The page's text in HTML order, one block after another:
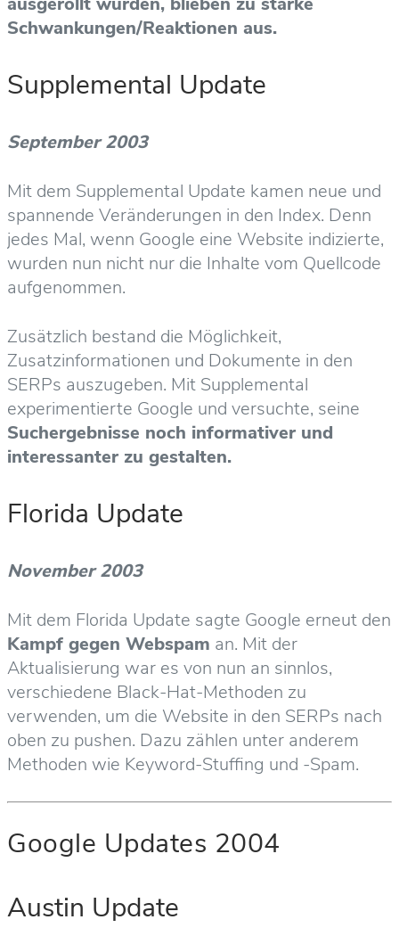
Schwankungen/Reaktionen aus.
Supplemental Update
September 2003
Mit dem Supplemental Update kamen neue und
spannende Veränderungen in den Index. Denn
jedes Mal, wenn Google eine Website indizierte,
wurden nun nicht nur die Inhalte vom Quellcode
aufgenommen.
Zusätzlich bestand die Möglichkeit,
Zusatzinformationen und Dokumente in den
SERPs auszugeben. Mit Supplemental
experimentierte Google und versuchte, seine
Suchergebnisse noch informativer und
interessanter zu gestalten.
Florida Update
November 2003
Mit dem Florida Update sagte Google erneut den
Kampf gegen Webspam an. Mit der
Aktualisierung war es von nun an sinnlos,
verschiedene Black-Hat-Methoden zu
verwenden, um die Website in den SERPs nach
oben zu pushen. Dazu zählen unter anderem
Methoden wie Keyword-Stuffing und -Spam.
Google Updates 2004
Austin Update